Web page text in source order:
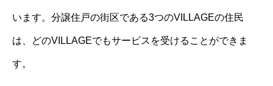
います。分譲住戸の街区である3つのVILLAGEの住民
は、どのVILLAGEでもサービスを受けることができま
す。